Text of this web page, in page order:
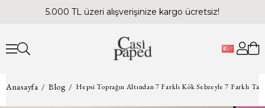
5.000 TL üzeri alışverişinize kargo ücretsiz!
Anasayfa Blog Hepsi Toprağın Altından 7 Farklı Kök Sebzeyle 7 Farklı